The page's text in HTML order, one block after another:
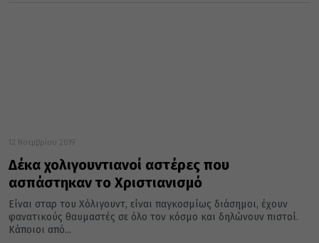
12 Νοεμβρίου 2019
Δέκα χολιγουντιανοί αστέρες που
ασπάστηκαν το Χριστιανισμό
Είναι σταρ του Χόλιγουντ, είναι παγκοσμίως διάσημοι, έχουν
φανατικούς θαυμαστές σε όλο τον κόσμο και δηλώνουν πιστοί.
Κάποιοι από...